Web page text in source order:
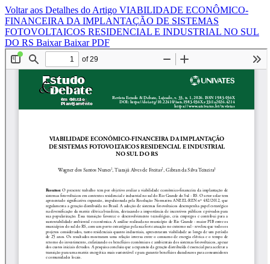
Voltar aos Detalhes do Artigo VIABILIDADE ECONÔMICO-
FINANCEIRA DA IMPLANTAÇÃO DE SISTEMAS
FOTOVOLTAICOS RESIDENCIAL E INDUSTRIAL NO SUL
DO RS BaixarBaixar PDF